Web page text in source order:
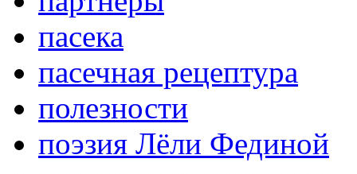
пасека
пасечная рецептура
полезности
поэзия Лёли Фединой